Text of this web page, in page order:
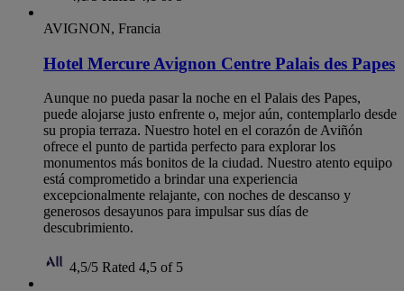
AVIGNON, Francia
Hotel Mercure Avignon Centre Palais des Papes
Aunque no pueda pasar la noche en el Palais des Papes,
puede alojarse justo enfrente o, mejor aún, contemplarlo desde
su propia terraza. Nuestro hotel en el corazón de Aviñón
ofrece el punto de partida perfecto para explorar los
monumentos más bonitos de la ciudad. Nuestro atento equipo
está comprometido a brindar una experiencia
excepcionalmente relajante, con noches de descanso y
generosos desayunos para impulsar sus días de
descubrimiento.
4,5/5 Rated 4,5 of 5